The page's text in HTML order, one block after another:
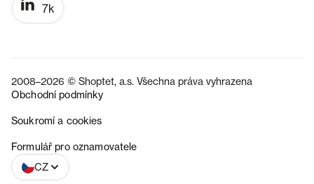
7k
2008–2026 © Shoptet, a.s. Všechna práva vyhrazena
Obchodní podmínky
Soukromí a cookies
Formulář pro oznamovatele
CZ